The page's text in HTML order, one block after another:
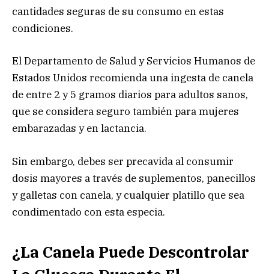
cantidades seguras de su consumo en estas
condiciones.
El Departamento de Salud y Servicios Humanos de
Estados Unidos recomienda una ingesta de canela
de entre 2 y 5 gramos diarios para adultos sanos,
que se considera seguro también para mujeres
embarazadas y en lactancia.
Sin embargo, debes ser precavida al consumir
dosis mayores a través de suplementos, panecillos
y galletas con canela, y cualquier platillo que sea
condimentado con esta especia.
¿La Canela Puede Descontrolar